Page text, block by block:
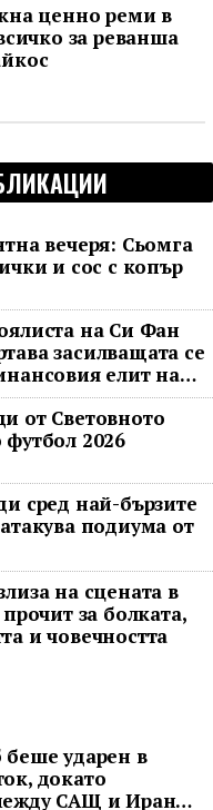
ценно реми в
за реванша
вечеря: Сьомга
и сос с копър
на Си Фан
засилващата се
елит на
от Световното
2026
сред най-бързите
подиума от
на сцената в
за болката,
и човечността
беше ударен в
докато
САЩ и Иран